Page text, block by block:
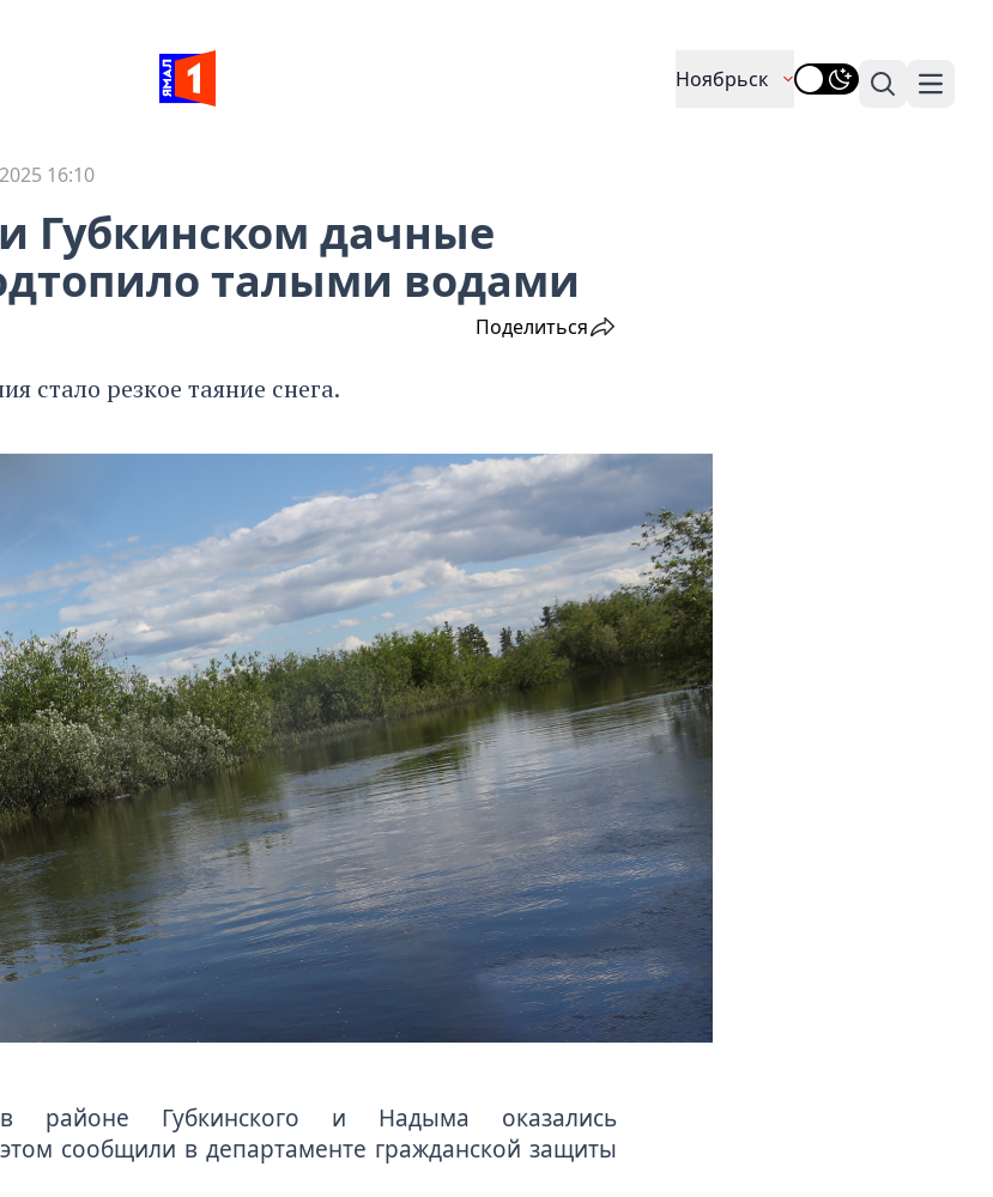
Ноябрьск
Поиск
16:10
Губкинском дачные
талыми водами
Поделиться
стало резкое таяние снега.
районе Губкинского и Надыма оказались
сообщили в департаменте гражданской защиты